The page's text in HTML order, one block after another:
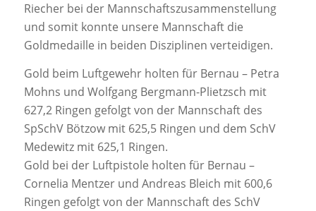
Riecher bei der Mannschaftszusammenstellung
und somit konnte unsere Mannschaft die
Goldmedaille in beiden Disziplinen verteidigen.
Gold beim Luftgewehr holten für Bernau – Petra
Mohns und Wolfgang Bergmann-Plietzsch mit
627,2 Ringen gefolgt von der Mannschaft des
SpSchV Bötzow mit 625,5 Ringen und dem SchV
Medewitz mit 625,1 Ringen.
Gold bei der Luftpistole holten für Bernau –
Cornelia Mentzer und Andreas Bleich mit 600,6
Ringen gefolgt von der Mannschaft des SchV